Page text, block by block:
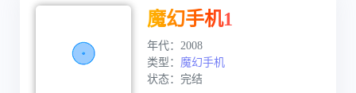
魔幻手机1
年代：2008
类型： 魔幻手机
状态：完结